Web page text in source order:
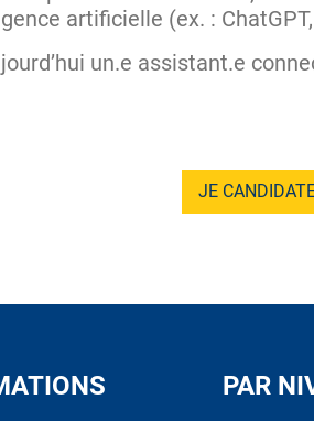
artificielle (ex. :
un.e assistant.e
JE
PAR